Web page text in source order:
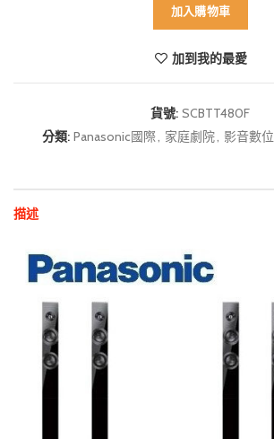
加入購物車
加到我的最愛
貨號: SCBTT480F
分類: Panasonic國際, 家庭劇院, 影音數位
描述